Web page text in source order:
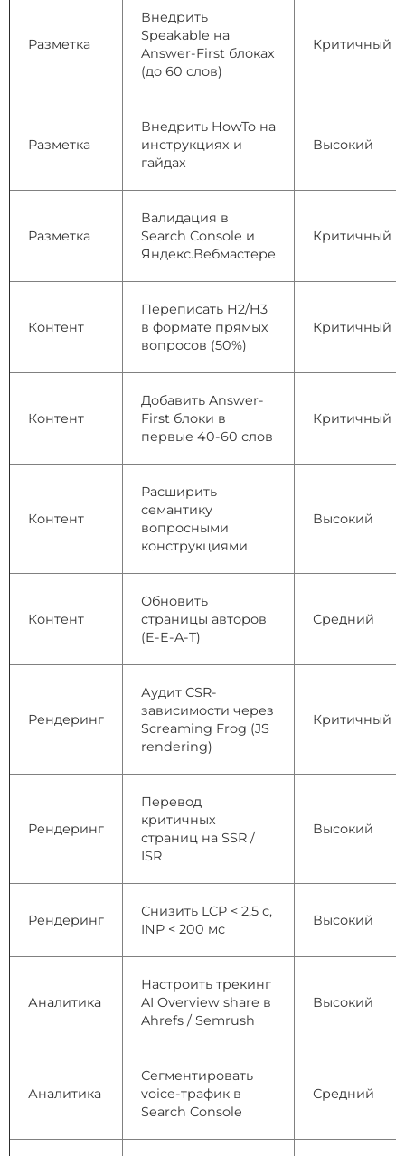
Разметка
Внедрить
Speakable на
Answer-First блоках
(до 60 слов)
Критичный
Разметка
Внедрить HowTo на
инструкциях и
гайдах
Высокий
Разметка
Валидация в
Search Console и
Яндекс.Вебмастере
Критичный
Контент
Переписать H2/H3
в формате прямых
вопросов (50%)
Критичный
Контент
Добавить Answer-
First блоки в
первые 40-60 слов
Критичный
Контент
Расширить
семантику
вопросными
конструкциями
Высокий
Контент
Обновить
страницы авторов
(E-E-A-T)
Средний
Рендеринг
Аудит CSR-
зависимости через
Screaming Frog (JS
rendering)
Критичный
Рендеринг
Перевод
критичных
страниц на SSR /
ISR
Высокий
Рендеринг
Снизить LCP < 2,5 с,
INP < 200 мс
Высокий
Аналитика
Настроить трекинг
AI Overview share в
Ahrefs / Semrush
Высокий
Аналитика
Сегментировать
voice-трафик в
Search Console
Средний